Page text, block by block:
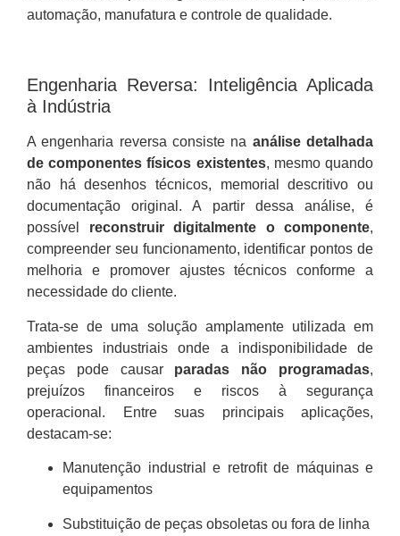
automação, manufatura e controle de qualidade.
Engenharia Reversa: Inteligência Aplicada
à Indústria
A engenharia reversa consiste na análise detalhada
de componentes físicos existentes, mesmo quando
não há desenhos técnicos, memorial descritivo ou
documentação original. A partir dessa análise, é
possível reconstruir digitalmente o componente,
compreender seu funcionamento, identificar pontos de
melhoria e promover ajustes técnicos conforme a
necessidade do cliente.
Trata-se de uma solução amplamente utilizada em
ambientes industriais onde a indisponibilidade de
peças pode causar paradas não programadas,
prejuízos financeiros e riscos à segurança
operacional. Entre suas principais aplicações,
destacam-se:
Manutenção industrial e retrofit de máquinas e
equipamentos
Substituição de peças obsoletas ou fora de linha